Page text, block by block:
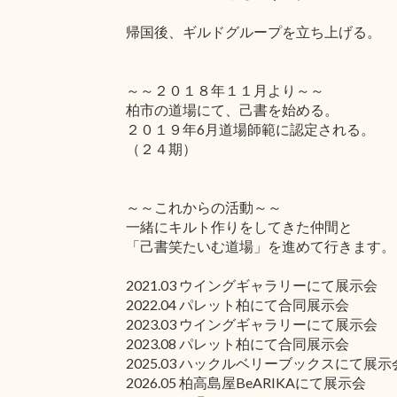
帰国後、ギルドグループを立ち上げる。
～～２０１８年１１月より～～
柏市の道場にて、己書を始める。
２０１９年6月道場師範に認定される。
（２４期）
～～これからの活動～～
一緒にキルト作りをしてきた仲間と
「己書笑たいむ道場」を進めて行きます。
2021.03 ウイングギャラリーにて展示会
2022.04 パレット柏にて合同展示会
2023.03 ウイングギャラリーにて展示会
2023.08 パレット柏にて合同展示会
2025.03 ハックルベリーブックスにて展示
2026.05 柏高島屋BeARIKAにて展示会